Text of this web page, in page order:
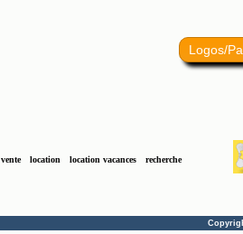
Logos/
vente location location vacances recherche